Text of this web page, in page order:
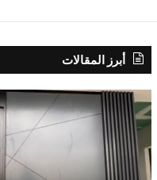
أبرز المقالات
ابواب
كلادينج
المنيوم
في
الرياض